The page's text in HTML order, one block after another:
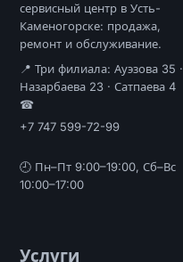
сервисный центр в Усть-
Каменогорске: продажа,
ремонт и обслуживание.
📍 Три филиала: Ауэзова 35 ·
Назарбаева 23 · Сатпаева 4
☎
+7 747 599-72-99
🕘 Пн–Пт 9:00–19:00, Сб–Вс
10:00–17:00
Услуги